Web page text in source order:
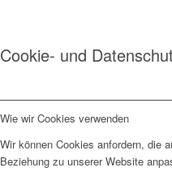
Cookie- und
Wie wir Cookies verwenden
Wir können Cookies anfordern, die
Beziehung zu unserer Website